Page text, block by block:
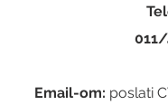
Email-om: poslati